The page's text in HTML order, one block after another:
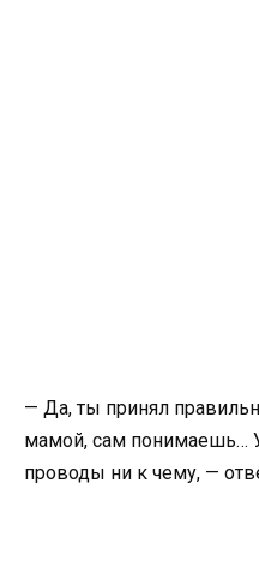
— Да, ты принял
мамой, сам понимаешь…
проводы ни к чему, —